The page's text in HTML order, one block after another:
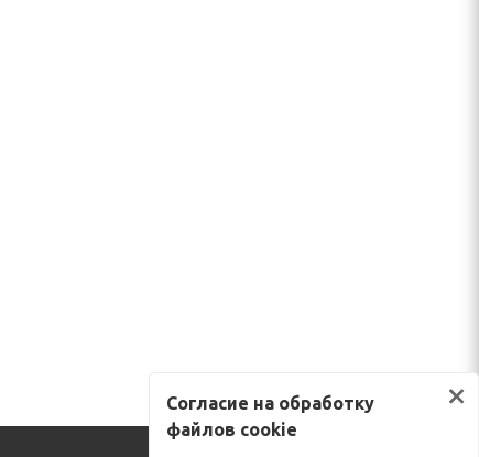
×
Согласие на обработку
файлов cookie